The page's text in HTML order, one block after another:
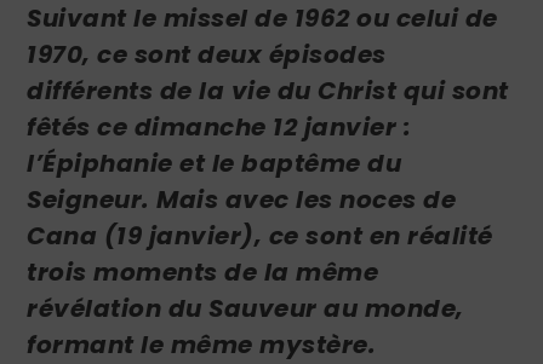
Suivant le missel de 1962 ou celui de
1970, ce sont deux épisodes
différents de la vie du Christ qui sont
fêtés ce dimanche 12 janvier :
l’Épiphanie et le baptême du
Seigneur. Mais avec les noces de
Cana (19 janvier), ce sont en réalité
trois moments de la même
révélation du Sauveur au monde,
formant le même mystère.